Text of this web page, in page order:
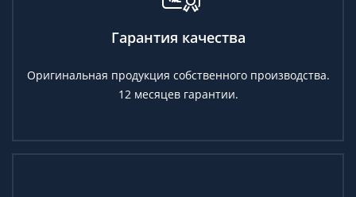
Гарантия качества
Оригинальная продукция собственного производства.
12 месяцев гарантии.